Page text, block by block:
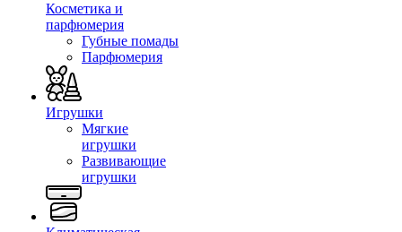
Косметика и
парфюмерия
Губные помады
Парфюмерия
Игрушки
Мягкие
игрушки
Развивающие
игрушки